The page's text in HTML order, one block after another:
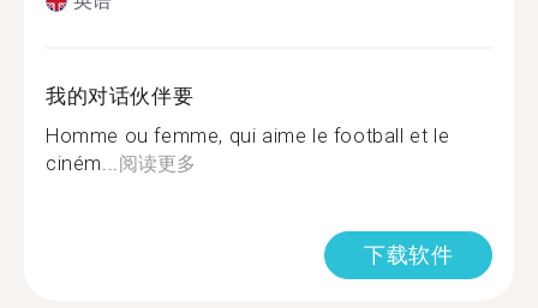
我的对话伙伴要
Homme ou femme, qui aime le football et le
ciném...阅读更多
下载软件